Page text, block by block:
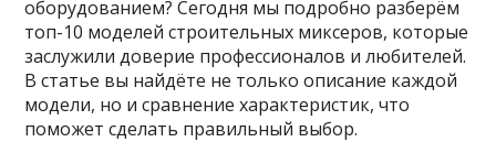
оборудованием? Сегодня мы подробно разберём
топ-10 моделей строительных миксеров, которые
заслужили доверие профессионалов и любителей.
В статье вы найдёте не только описание каждой
модели, но и сравнение характеристик, что
поможет сделать правильный выбор.